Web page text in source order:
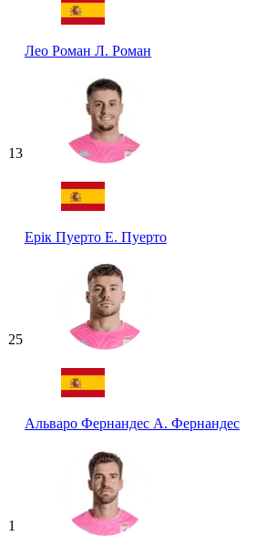
Лео Роман Л. Роман
13
Ерік Пуерто Е. Пуерто
25
Альваро Фернандес А. Фернандес
1